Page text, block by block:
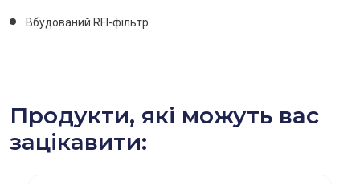
Вбудований RFI-фільтр
Продукти, які можуть вас
зацікавити: